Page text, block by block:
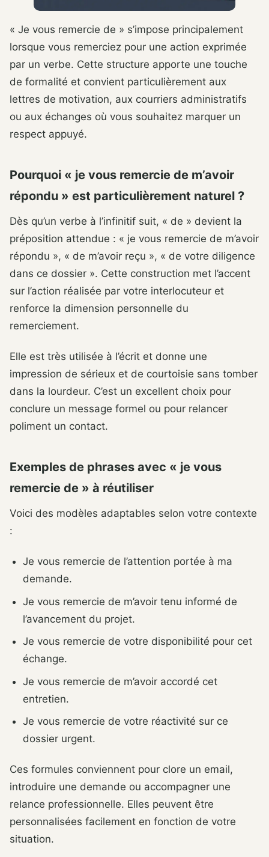
« Je vous remercie de » s’impose principalement
lorsque vous remerciez pour une action exprimée
par un verbe. Cette structure apporte une touche
de formalité et convient particulièrement aux
lettres de motivation, aux courriers administratifs
ou aux échanges où vous souhaitez marquer un
respect appuyé.
Pourquoi « je vous remercie de m’avoir
répondu » est particulièrement naturel ?
Dès qu’un verbe à l’infinitif suit, « de » devient la
préposition attendue : « je vous remercie de m’avoir
répondu », « de m’avoir reçu », « de votre diligence
dans ce dossier ». Cette construction met l’accent
sur l’action réalisée par votre interlocuteur et
renforce la dimension personnelle du
remerciement.
Elle est très utilisée à l’écrit et donne une
impression de sérieux et de courtoisie sans tomber
dans la lourdeur. C’est un excellent choix pour
conclure un message formel ou pour relancer
poliment un contact.
Exemples de phrases avec « je vous
remercie de » à réutiliser
Voici des modèles adaptables selon votre contexte
:
Je vous remercie de l’attention portée à ma
demande.
Je vous remercie de m’avoir tenu informé de
l’avancement du projet.
Je vous remercie de votre disponibilité pour cet
échange.
Je vous remercie de m’avoir accordé cet
entretien.
Je vous remercie de votre réactivité sur ce
dossier urgent.
Ces formules conviennent pour clore un email,
introduire une demande ou accompagner une
relance professionnelle. Elles peuvent être
personnalisées facilement en fonction de votre
situation.